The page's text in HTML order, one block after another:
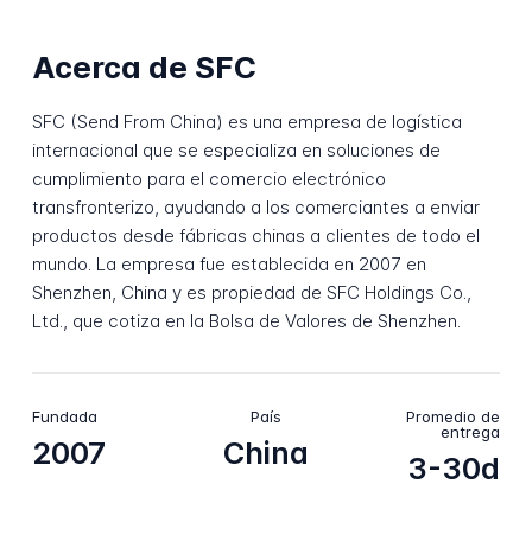
Acerca de SFC
SFC (Send From China) es una empresa de logística
internacional que se especializa en soluciones de
cumplimiento para el comercio electrónico
transfronterizo, ayudando a los comerciantes a enviar
productos desde fábricas chinas a clientes de todo el
mundo. La empresa fue establecida en 2007 en
Shenzhen, China y es propiedad de SFC Holdings Co.,
Ltd., que cotiza en la Bolsa de Valores de Shenzhen.
Fundada
2007
País
China
Promedio de
entrega
3-30d